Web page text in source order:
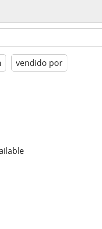
vendido por